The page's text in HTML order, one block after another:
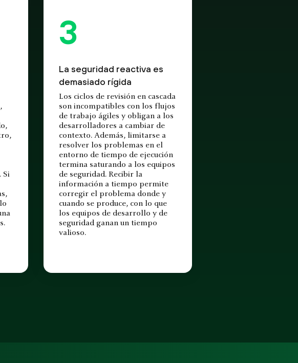
Si
La seguridad reactiva es
demasiado rígida
Los ciclos de revisión en cascada
son incompatibles con los flujos
de trabajo ágiles y obligan a los
desarrolladores a cambiar de
contexto. Además, limitarse a
resolver los problemas en el
entorno de tiempo de ejecución
termina saturando a los equipos
de seguridad. Recibir la
información a tiempo permite
corregir el problema donde y
cuando se produce, con lo que
los equipos de desarrollo y de
seguridad ganan un tiempo
valioso.